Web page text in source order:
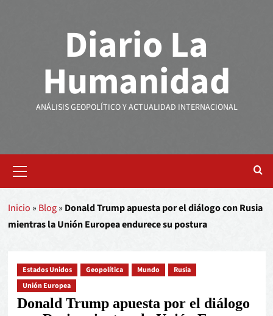
Diario La
Humanidad
ANÁLISIS GEOPOLÍTICO Y ACTUALIDAD INTERNACIONAL
Inicio » Blog» Donald Trump apuesta por el diálogo con Rusia
mientras la Unión Europea endurece su postura
Estados Unidos Geopolítica Mundo
Rusia
Unión Europea
Donald Trump apuesta por el diálogo